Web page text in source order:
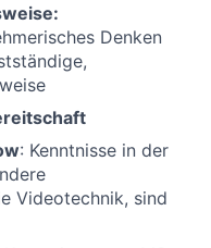
Denken
: Kenntnisse in der
Videotechnik, sind